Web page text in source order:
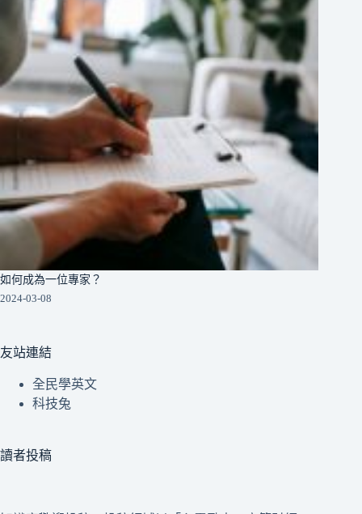
如何成為一位專家？
2024-03-08
友站連結
全民學英文
科技兔
讀者投稿